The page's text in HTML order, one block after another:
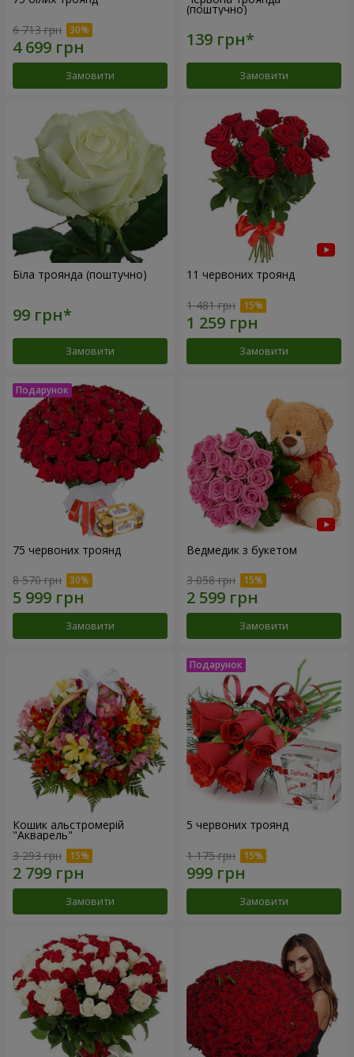
6 713 грн
Замовити
(поштучно)
Замовити
Біла троянда (поштучно)
Замовити
11 червоних троянд
1 481 грн
Замовити
75 червоних троянд
8 570 грн
Замовити
Ведмедик з букетом
3 058 грн
Замовити
Кошик альстромерій
"Акварель"
3 293 грн
Замовити
5 червоних троянд
1 175 грн
Замовити